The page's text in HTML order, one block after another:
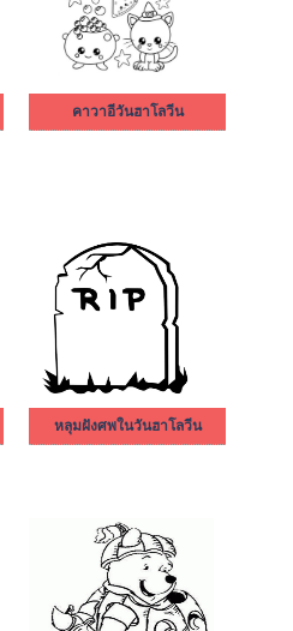
คาวาอีวันฮาโลวีน
หลุมฝังศพในวันฮาโลวีน